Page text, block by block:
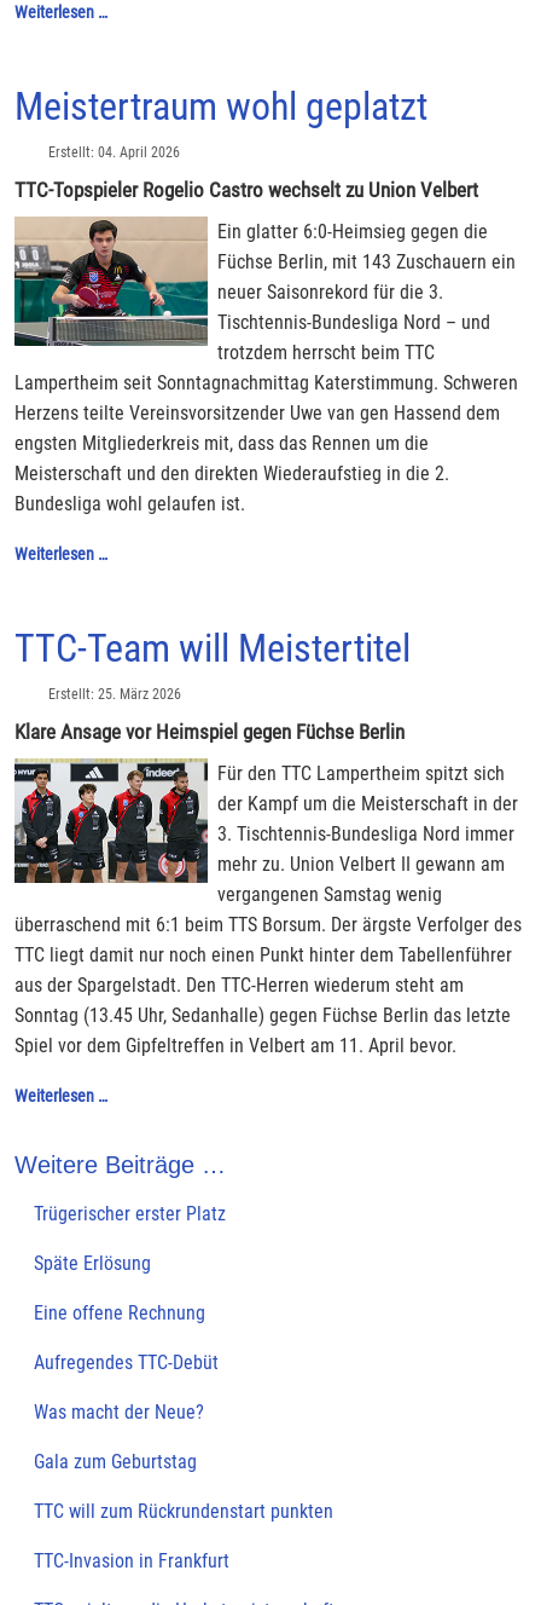
Weiterlesen …
Meistertraum wohl geplatzt
Erstellt: 04. April 2026
TTC-Topspieler Rogelio Castro wechselt zu Union Velbert
Ein glatter 6:0-Heimsieg gegen die
Füchse Berlin, mit 143 Zuschauern ein
neuer Saisonrekord für die 3.
Tischtennis-Bundesliga Nord – und
trotzdem herrscht beim TTC
Lampertheim seit Sonntagnachmittag Katerstimmung. Schweren
Herzens teilte Vereinsvorsitzender Uwe van gen Hassend dem
engsten Mitgliederkreis mit, dass das Rennen um die
Meisterschaft und den direkten Wiederaufstieg in die 2.
Bundesliga wohl gelaufen ist.
Weiterlesen …
TTC-Team will Meistertitel
Erstellt: 25. März 2026
Klare Ansage vor Heimspiel gegen Füchse Berlin
Für den TTC Lampertheim spitzt sich
der Kampf um die Meisterschaft in der
3. Tischtennis-Bundesliga Nord immer
mehr zu. Union Velbert II gewann am
vergangenen Samstag wenig
überraschend mit 6:1 beim TTS Borsum. Der ärgste Verfolger des
TTC liegt damit nur noch einen Punkt hinter dem Tabellenführer
aus der Spargelstadt. Den TTC-Herren wiederum steht am
Sonntag (13.45 Uhr, Sedanhalle) gegen Füchse Berlin das letzte
Spiel vor dem Gipfeltreffen in Velbert am 11. April bevor.
Weiterlesen …
Weitere Beiträge …
Trügerischer erster Platz
Späte Erlösung
Eine offene Rechnung
Aufregendes TTC-Debüt
Was macht der Neue?
Gala zum Geburtstag
TTC will zum Rückrundenstart punkten
TTC-Invasion in Frankfurt